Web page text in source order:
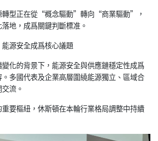
轉型正在從“概念驅動”轉向“商業驅動”，
地，成爲關鍵判斷標准。
源安全成爲核心議題
化的背景下，能源安全與供應鏈穩定性成爲
多國代表及企業高層圍繞能源獨立、區域合
流。
要樞紐，休斯頓在本輪行業格局調整中持續